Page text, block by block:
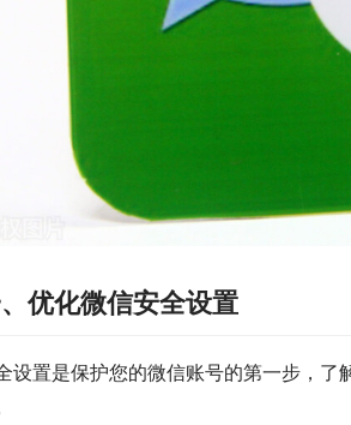
优化微信安全设置
设置是保护您的微信账号的第一步，